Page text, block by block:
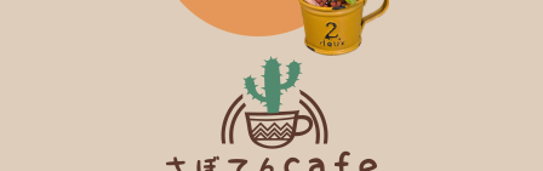
2023年10月(5)
2023年9月(2)
2023年8月
2023年7月(4)
2023年6月(5)
2023年5月 (2)